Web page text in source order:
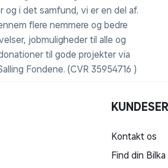
og i det samfund, vi er en del af.
flere nemmere og bedre
jobmuligheder til alle og
til gode projekter via
Fondene. (CVR 35954716 )
Kontakt os
Find din Bilka